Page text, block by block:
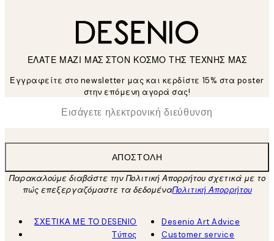
ΕΛΑΤΕ ΜΑΖΙ ΜΑΣ ΣΤΟΝ ΚΟΣΜΟ ΤΗΣ ΤΕΧΝΗΣ ΜΑΣ
Εγγραφείτε στο newsletter μας και κερδίστε 15% στα poster
στην επόμενη αγορά σας!
Ηλεκτρονική Διεύθυνση
ΑΠΟΣΤΟΛΉ
Παρακαλούμε διαβάστε την Πολιτική Απορρήτου σχετικά με το
πώς επεξεργαζόμαστε τα δεδομέναΠολιτική Απορρήτου
ΣΧΕΤΙΚΑ ΜΕ ΤΟ DESENIO
Τύπος
Desenio Art Advice
Customer service